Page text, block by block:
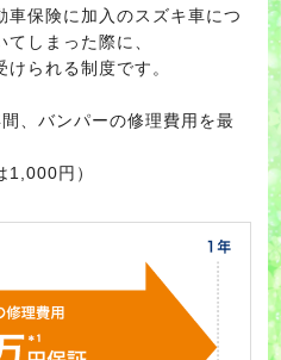
車保険に加入のスズキ車につ
しまった際に、
られる制度です。
、バンパーの修理費用を最
1,000円）